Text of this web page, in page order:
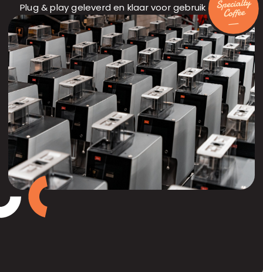
Plug & play geleverd en klaar voor gebruik.